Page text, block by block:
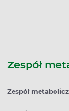
Zespół
Zespół